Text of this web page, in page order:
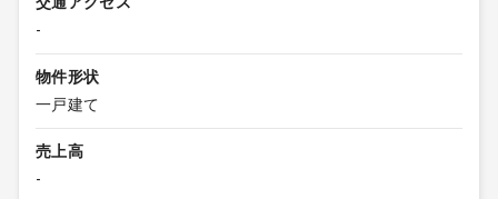
-
物件形状
一戸建て
売上高
-